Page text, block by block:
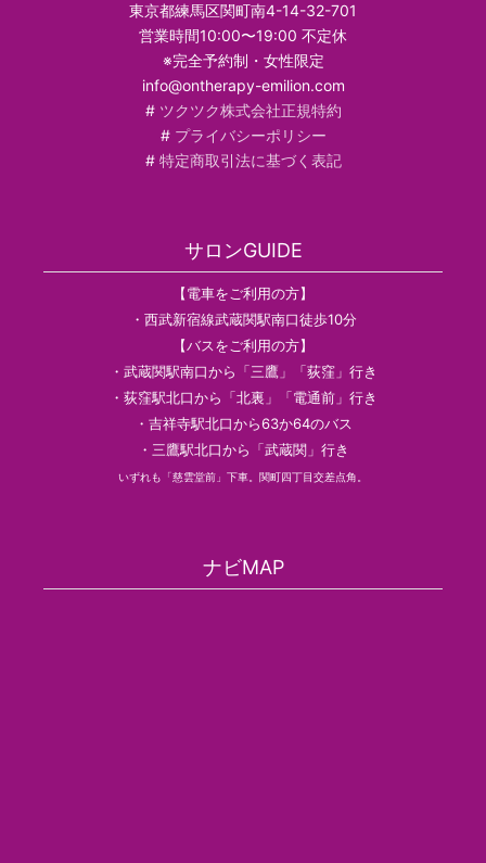
東京都練馬区関町南4-14-32-701
営業時間10:00〜19:00 不定休
※完全予約制・女性限定
info@ontherapy-emilion.com
# ツクツク株式会社正規特約
# プライバシーポリシー
# 特定商取引法に基づく表記
サロンGUIDE
【電車をご利用の方】
・西武新宿線武蔵関駅南口徒歩10分
【バスをご利用の方】
・武蔵関駅南口から「三鷹」「荻窪」行き
・荻窪駅北口から「北裏」「電通前」行き
・吉祥寺駅北口から63か64のバス
・三鷹駅北口から「武蔵関」行き
いずれも「慈雲堂前」下車。関町四丁目交差点角。
ナビMAP